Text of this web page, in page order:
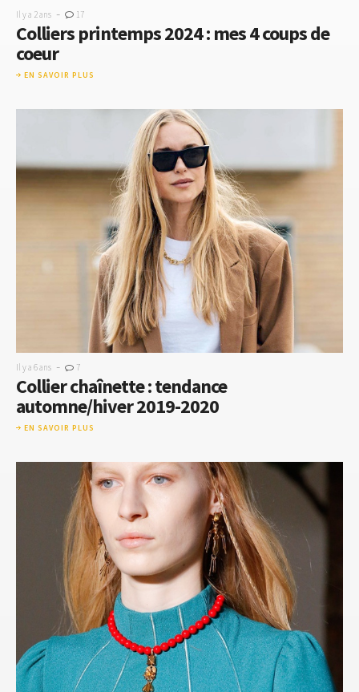
Il y a 2 ans - 17
Colliers printemps 2024 : mes 4 coups de
coeur
EN SAVOIR PLUS
Il y a 6 ans - 7
Collier chaînette : tendance
automne/hiver 2019-2020
EN SAVOIR PLUS